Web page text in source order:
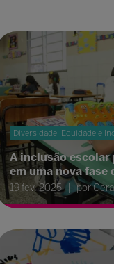
Diversidade, Equidade e
A inclusão
em uma nova fase
19 fev. 2025 por